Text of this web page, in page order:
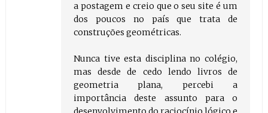
a postagem e creio que o seu site é um
dos poucos no país que trata de
construções geométricas.
Nunca tive esta disciplina no colégio,
mas desde de cedo lendo livros de
geometria plana, percebi a
importância deste assunto para o